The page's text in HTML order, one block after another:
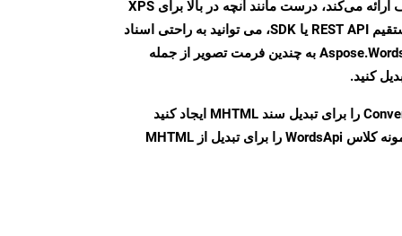
Word به فرمت‌های تصویری مختلف ارائه می‌کند، درست مانند آنچه در بالا برای XPS
انجام دادیم. چه از طریق تماس مستقیم REST API یا SDK، می توانید به راحتی اسناد
Word را با استفاده از Aspose.Words Cloud API به چندین فرمت تصویر از جمله
را برای تبدیل سند MHTML ایجاد کنید
نمونه کلاس WordsApi را برای تبدیل از MHTML